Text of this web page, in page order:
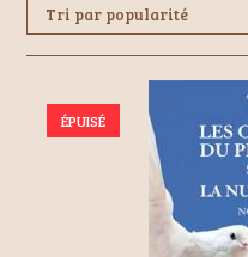
Tri par popularité
ÉPUISÉ